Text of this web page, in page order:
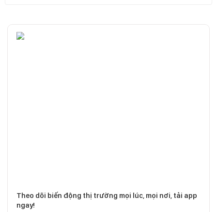
Theo dõi biến động thị trường mọi lúc, mọi nơi, tải app
ngay!